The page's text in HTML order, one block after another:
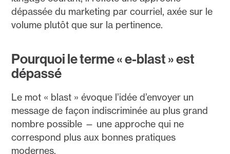
dépassée du marketing par courriel, axée sur le
volume plutôt que sur la pertinence.
Pourquoi le terme « e-blast » est
dépassé
Le mot « blast » évoque l’idée d’envoyer un
message de façon indiscriminée au plus grand
nombre possible — une approche qui ne
correspond plus aux bonnes pratiques
modernes.